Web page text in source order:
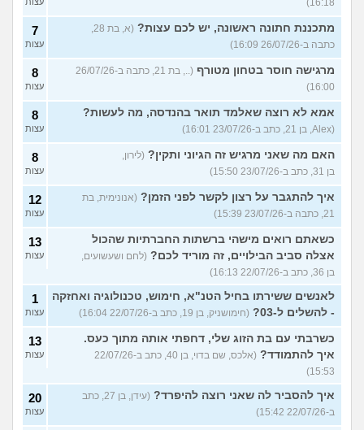
16:18)
מתכננת חתונה ראשונה, יש לכם עצות?
(א, בת 28,
כתבה ב-26/07/26 16:09)
7
עצות
מרגישה חוסר בטחון מטורף
(.., בת 21, כתבה ב-26/07/26
16:00)
8
עצות
אמא לא רוצה שאלמד תואר בהנדסה, מה לעשות?
(Alex, בן 21, כתב ב-23/07/26 16:01)
8
עצות
האם מה שאני מרגיש זה הגיוני ותקין? (לירון,
בן 31, כתב ב-23/07/26 15:50)
8
עצות
איך להתגבר על רצון לקשר לפני הזמן? (אנונימית, בת
21, כתבה ב-23/07/26 15:39)
12
עצות
כשאתם רואים מישהי ברשתות החברתיות שהכול
אצלה סביב הבילויים, זה מוריד לכם? (לחם ושעשועים,
בן 36, כתב ב-22/07/26 16:13)
13
עצות
לאנשים ששירתו בחיל הטנ"א, חימוש, טכנולוגיה ואחזקה
- להשלים ל-03?
(חימושניק, בן 19, כתב ב-22/07/26 16:04)
1
עצות
כשרבתי עם בת הזוג שלי, דחפתי אותה מתוך כעס.
איך להתמודד?
(אלכס, שם בדוי, בן 40, כתב ב-22/07/26
15:53)
13
עצות
איך להסביר לה שאני רוצה להיפרד?
(עידן, בן 27, כתב
ב-22/07/26 15:42)
20
עצות